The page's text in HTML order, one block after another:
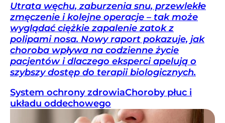
Utrata węchu, zaburzenia snu, przewlekłe
zmęczenie i kolejne operacje – tak może
wyglądać ciężkie zapalenie zatok z
polipami nosa. Nowy raport pokazuje, jak
choroba wpływa na codzienne życie
pacjentów i dlaczego eksperci apelują o
szybszy dostęp do terapii biologicznych.
System ochrony zdrowiaChoroby płuc i
układu oddechowego